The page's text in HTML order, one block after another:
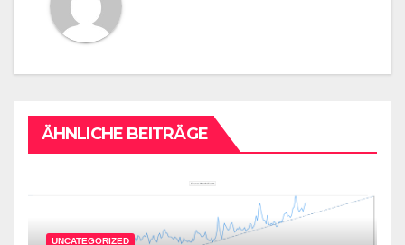
ÄHNLICHE BEITRÄGE
UNCATEGORIZED